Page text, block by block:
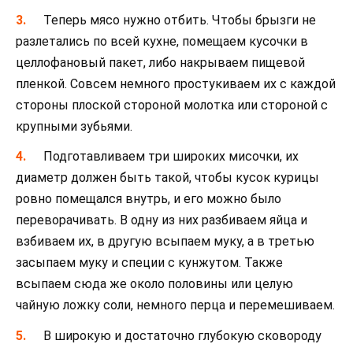
Теперь мясо нужно отбить. Чтобы брызги не
разлетались по всей кухне, помещаем кусочки в
целлофановый пакет, либо накрываем пищевой
пленкой. Совсем немного простукиваем их с каждой
стороны плоской стороной молотка или стороной с
крупными зубьями.
Подготавливаем три широких мисочки, их
диаметр должен быть такой, чтобы кусок курицы
ровно помещался внутрь, и его можно было
переворачивать. В одну из них разбиваем яйца и
взбиваем их, в другую всыпаем муку, а в третью
засыпаем муку и специи с кунжутом. Также
всыпаем сюда же около половины или целую
чайную ложку соли, немного перца и перемешиваем.
В широкую и достаточно глубокую сковороду